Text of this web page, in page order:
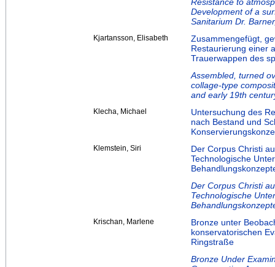
Resistance to
Development of a
Sanitarium Dr.
Kjartansson, Elisabeth
Zusammengefügt,
Restaurierung einer
Trauerwappen des
Assembled, turned
collage-type
and early 19th
Klecha, Michael
Untersuchung des
nach Bestand und
Klemstein, Siri
Der Corpus Christi
Technologische
Der Corpus Christi
Technologische
Krischan, Marlene
Bronze unter
konservatorischen
Ringstraße
Bronze Under